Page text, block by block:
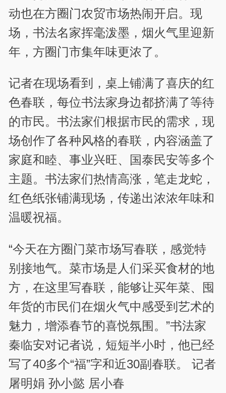
动也在方圈门农贸市场热闹开启。现
场，书法名家挥毫泼墨，烟火气里迎新
年，方圈门市集年味更浓了。
记者在现场看到，桌上铺满了喜庆的红
色春联，每位书法家身边都挤满了等待
的市民。书法家们根据市民的需求，现
场创作了各种风格的春联，内容涵盖了
家庭和睦、事业兴旺、国泰民安等多个
主题。书法家们热情高涨，笔走龙蛇，
红色纸张铺满现场，传递出浓浓年味和
温暖祝福。
“今天在方圈门菜市场写春联，感觉特
别接地气。菜市场是人们采买食材的地
方，在这里写春联，能够让买年菜、囤
年货的市民们在烟火气中感受到艺术的
魅力，增添春节的喜悦氛围。”书法家
秦临安对记者说，短短半小时，他已经
写了40多个“福”字和近30副春联。 记者
屠明娟 孙小懿 居小春